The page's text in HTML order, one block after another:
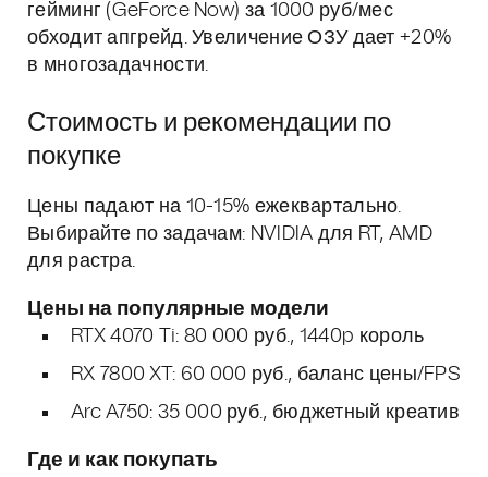
гейминг (GeForce Now) за 1000 руб/мес
обходит апгрейд. Увеличение ОЗУ дает +20%
в многозадачности.
Стоимость и рекомендации по
покупке
Цены падают на 10-15% ежеквартально.
Выбирайте по задачам: NVIDIA для RT, AMD
для растра.
Цены на популярные модели
RTX 4070 Ti: 80 000 руб., 1440p король
RX 7800 XT: 60 000 руб., баланс цены/FPS
Arc A750: 35 000 руб., бюджетный креатив
Где и как покупать